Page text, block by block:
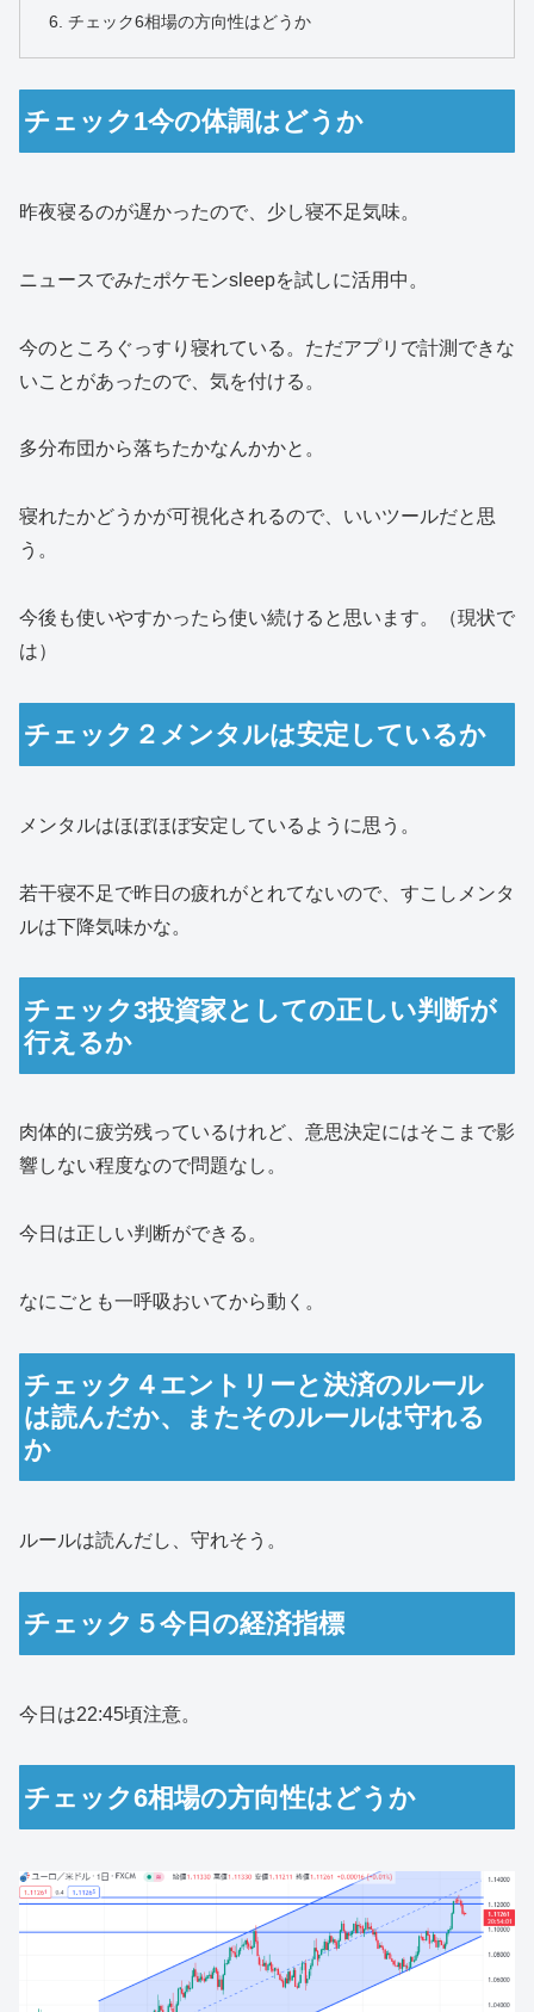
チェック6相場の方向性はどうか
チェック1今の体調はどうか
昨夜寝るのが遅かったので、少し寝不足気味。
ニュースでみたポケモンsleepを試しに活用中。
今のところぐっすり寝れている。ただアプリで計測できな
いことがあったので、気を付ける。
多分布団から落ちたかなんかかと。
寝れたかどうかが可視化されるので、いいツールだと思
う。
今後も使いやすかったら使い続けると思います。（現状で
は）
チェック２メンタルは安定しているか
メンタルはほぼほぼ安定しているように思う。
若干寝不足で昨日の疲れがとれてないので、すこしメンタ
ルは下降気味かな。
チェック3投資家としての正しい判断が
行えるか
肉体的に疲労残っているけれど、意思決定にはそこまで影
響しない程度なので問題なし。
今日は正しい判断ができる。
なにごとも一呼吸おいてから動く。
チェック４エントリーと決済のルール
は読んだか、またそのルールは守れる
か
ルールは読んだし、守れそう。
チェック５今日の経済指標
今日は22:45頃注意。
チェック6相場の方向性はどうか